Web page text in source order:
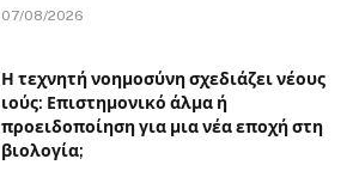
07/08/2026
Η τεχνητή νοημοσύνη σχεδιάζει νέους
ιούς: Επιστημονικό άλμα ή
προειδοποίηση για μια νέα εποχή στη
βιολογία;